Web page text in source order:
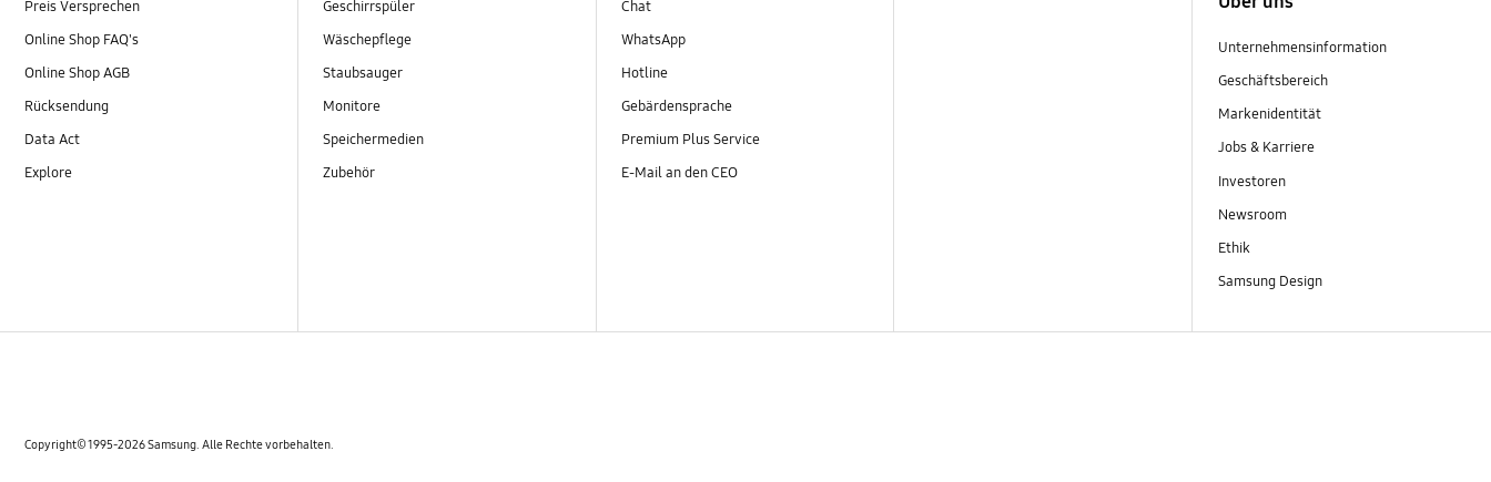
Preis Versprechen
Online Shop FAQ's
Online Shop AGB
Rücksendung
Data Act
Explore
Geschirrspüler
Wäschepflege
Staubsauger
Monitore
Speichermedien
Zubehör
Chat
WhatsApp
Hotline
Gebärdensprache
Premium Plus Service
E-Mail an den CEO
Unternehmensinformation
Geschäftsbereich
Markenidentität
Jobs & Karriere
Investoren
Newsroom
Ethik
Samsung Design
Copyright© 1995-2026 Samsung. Alle Rechte vorbehalten.